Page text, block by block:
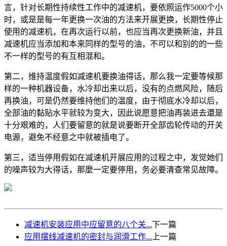
言，针对长期性持续性工作中的减速机，要依照运作5000个小
时，或是是每一年更换一次油的方法来开展更换，长期性停止
使用的减速机，在再次运行以前，也应当再次更换新油，并且
减速机应当添加和本来同样的型号的油，不可以和别的的一些
不一样的型号的有互相混和。
第二，维持温度假如减速机要换油得话，那么我一定要等候那
样的一种机器设备，水冷却出来以后，没有的点燃风险，随后
再换油，可是仍然要维持他们的温度，由于彻底水冷却以后，
全部油的黏贴水平就较为变大，因此说愿意把油再装进去還是
十分艰难的，人们要留意的就是说要断开全部齿轮传动的开关
电源，避免不经意之中就被插电了。
第三，适当停用假如在减速机开展应用的过程之中，发觉她们
的噪声较为大得话，那麼一定要停用，务必要清查常见故障。
减速机安装应用中应留意的八个关...下一篇
应用摆线减速机的密封与润滑工作... 上一篇